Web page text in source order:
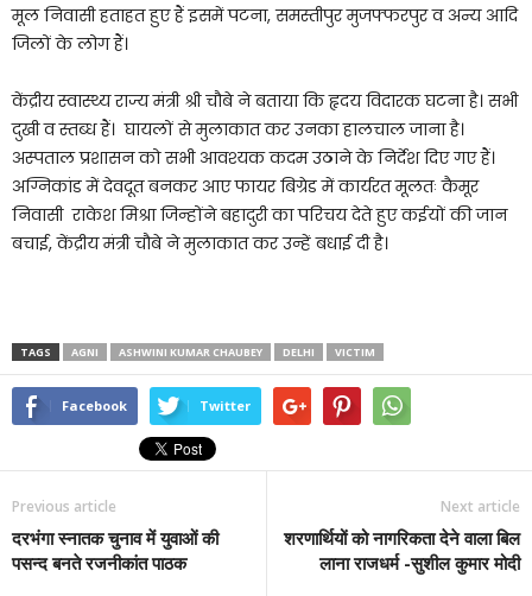
मूल निवासी हताहत हुए हैं इसमें पटना, समस्तीपुर मुजफ्फरपुर व अन्य आदि
जिलों के लोग हैं।
केंद्रीय स्वास्थ्य राज्य मंत्री श्री चौबे ने बताया कि हृदय विदारक घटना है। सभी
दुखी व स्तब्ध हैं। घायलों से मुलाकात कर उनका हालचाल जाना है।
अस्पताल प्रशासन को सभी आवश्यक कदम उठाने के निर्देश दिए गए हैं।
अग्निकांड में देवदूत बनकर आए फायर बिग्रेड में कार्यरत मूलतः कैमूर
निवासी राकेश मिश्रा जिन्होंने बहादुरी का परिचय देते हुए कईयों की जान
बचाई, केंद्रीय मंत्री चौबे ने मुलाकात कर उन्हें बधाई दी है।
TAGS AGNI ASHWINI KUMAR CHAUBEY DELHI VICTIM
Facebook Twitter
Previous article
दरभंगा स्नातक चुनाव में युवाओं की
पसन्द बनते रजनीकांत पाठक
Next article
शरणार्थियों को नागरिकता देने वाला बिल
लाना राजधर्म -सुशील कुमार मोदी